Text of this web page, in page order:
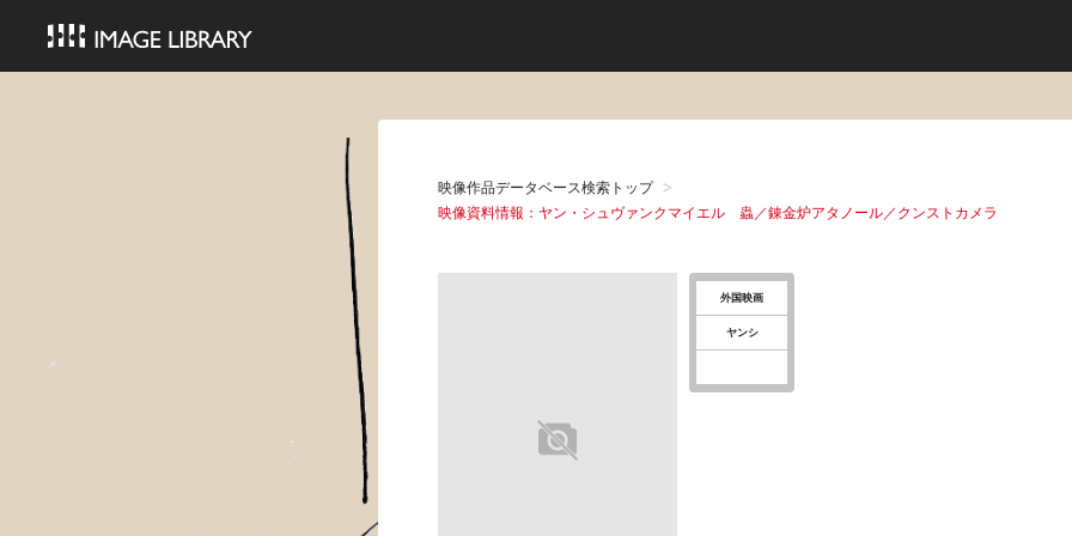
映像作品データベース検索トップ
映像資料情報：ヤン・シュヴァンクマイエル 蟲／錬金炉アタノール／クンストカメラ
外国映画
ヤンシ